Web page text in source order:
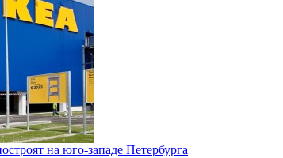
на юго-западе Петербурга